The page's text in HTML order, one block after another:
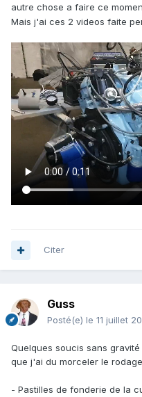
autre chose a faire ce
Mais j'ai ces 2 videos faite
Citer
Guss
Posté(e) le 11 juillet
Quelques soucis sans
que j'ai du morceler le
- Pastilles de fonderie de la